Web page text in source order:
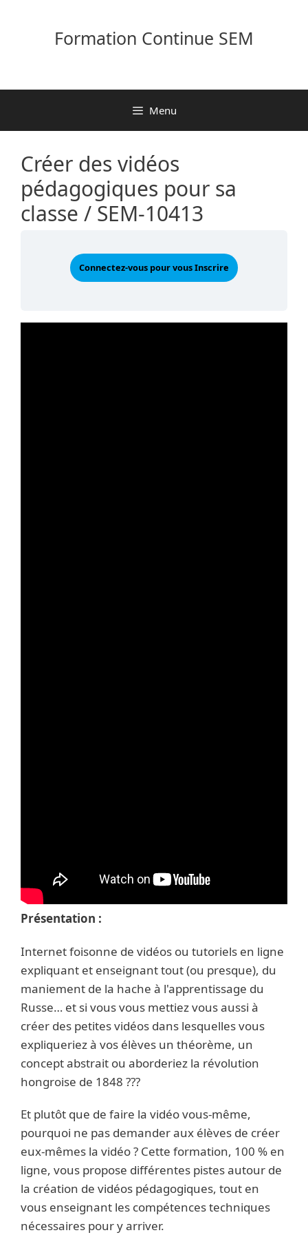
Formation Continue SEM
Menu
Créer des vidéos
pédagogiques pour sa
classe / SEM-10413
Connectez-vous pour vous Inscrire
Présentation :
Internet foisonne de vidéos ou tutoriels en ligne
expliquant et enseignant tout (ou presque), du
maniement de la hache à l'apprentissage du
Russe… et si vous vous mettiez vous aussi à
créer des petites vidéos dans lesquelles vous
expliqueriez à vos élèves un théorème, un
concept abstrait ou aborderiez la révolution
hongroise de 1848 ???
Et plutôt que de faire la vidéo vous-même,
pourquoi ne pas demander aux élèves de créer
eux-mêmes la vidéo ? Cette formation, 100 % en
ligne, vous propose différentes pistes autour de
la création de vidéos pédagogiques, tout en
vous enseignant les compétences techniques
nécessaires pour y arriver.